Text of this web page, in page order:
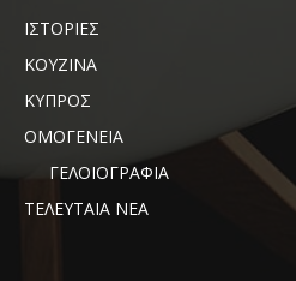
ΙΣΤΟΡΙΕΣ
ΚΟΥΖΙΝΑ
ΚΥΠΡΟΣ
ΟΜΟΓΕΝΕΙΑ
ΓΕΛΟΙΟΓΡΑΦΙΑ
ΤΕΛΕΥΤΑΙΑ ΝΕΑ